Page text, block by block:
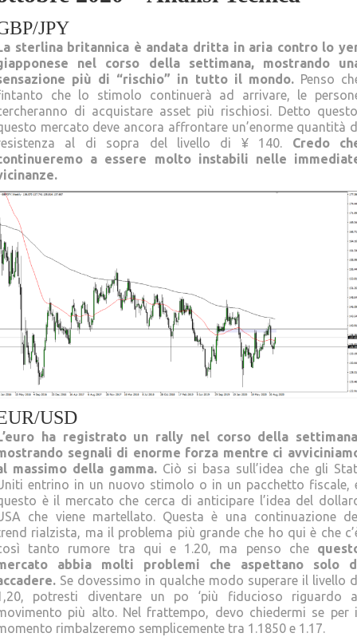
JPY
sterlina britannica è andata dritta in aria contro lo
nel corso della settimana, mostrando
più di “rischio” in tutto il mondo. Penso
che lo stimolo continuerà ad arrivare, le
di acquistare asset più rischiosi. Detto
mercato deve ancora affrontare un’enorme quantità
al di sopra del livello di ¥ 140. Credo
a essere molto instabili nelle
USD
ha registrato un rally nel corso della
segnali di enorme forza mentre ci
massimo della gamma. Ciò si basa sull’idea che gli
entrino in un nuovo stimolo o in un pacchetto fiscale,
è il mercato che cerca di anticipare l’idea del
che viene martellato. Questa è una continuazione
rialzista, ma il problema più grande che ho qui è che
tanto rumore tra qui e 1.20, ma penso che
abbia molti problemi che aspettano solo
Se dovessimo in qualche modo superare il livello
potresti diventare un po ‘più fiducioso riguardo
più alto. Nel frattempo, devo chiedermi se per
rimbalzeremo semplicemente tra 1.1850 e 1.17.